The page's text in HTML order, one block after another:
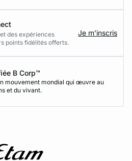
des expériences
points fidélités offerts.
Je m’inscris
B Corp™
mouvement mondial qui œuvre au
et du vivant.